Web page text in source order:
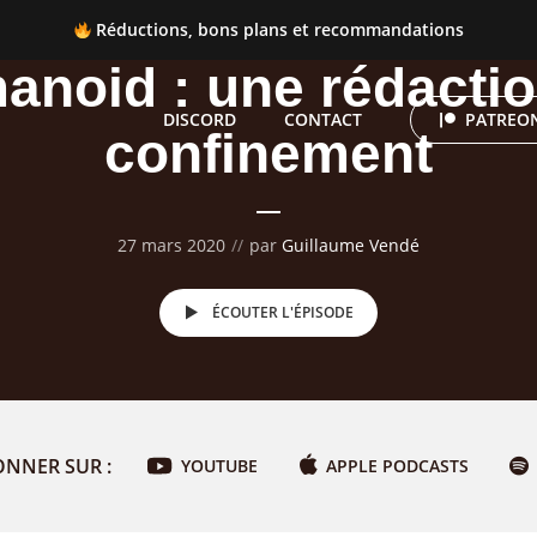
Réductions, bons plans et recommandations
DISCORD CONTACT
Réductions, bons plans et recommandations
: une
confinement
27 mars 2020 par Guillaume Vendé
ÉCOUTER L'ÉPISODE
SUR : YOUTUBE APPLE PODCASTS